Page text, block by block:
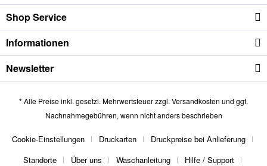
Shop Service
Informationen
Newsletter
* Alle Preise inkl. gesetzl. Mehrwertsteuer zzgl.Versandkosten und ggf.
Nachnahmegebühren, wenn nicht anders beschrieben
Cookie-Einstellungen Druckarten
Druckpreise bei Anlieferung
Standorte
Über uns Waschanleitung Hilfe / Support